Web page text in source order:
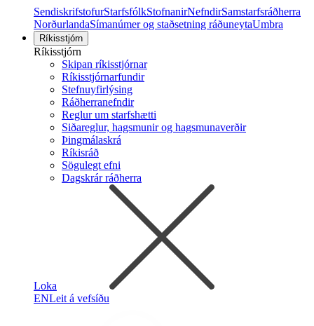
SendiskrifstofurStarfsfólkStofnanirNefndirSamstarfsráðherra
NorðurlandaSímanúmer og staðsetning ráðuneytaUmbra
Ríkisstjórn
Ríkisstjórn
Skipan ríkisstjórnar
Ríkisstjórnarfundir
Stefnuyfirlýsing
Ráðherranefndir
Reglur um starfshætti
Siðareglur, hagsmunir og hagsmunaverðir
Þingmálaskrá
Ríkisráð
Sögulegt efni
Dagskrár ráðherra
Loka
ENLeit á vefsíðu